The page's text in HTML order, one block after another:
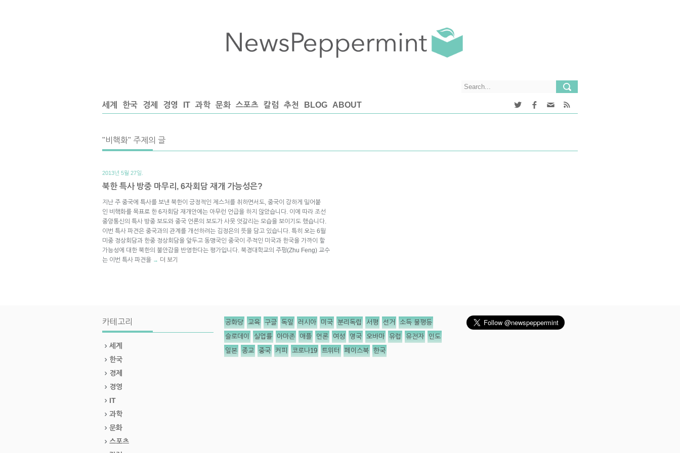
세계 한국 경제 경영 IT 과학 문화 스포츠 칼럼 추천 BLOG ABOUT
"비핵화" 주제의 글
2013년 5월 27일.
북한 특사 방중 마무리, 6자회담 재개 가능성은?
지난 주 중국에 특사를 보낸 북한이 긍정적인 제스처를 취하면서도, 중국이 강하게 밀어붙
인 비핵화를 목표로 한 6자회담 재개안에는 아무런 언급을 하지 않았습니다. 이에 따라 조선
중앙통신의 특사 방중 보도와 중국 언론의 보도가 사뭇 엇갈리는 모습을 보이기도 했습니다.
이번 특사 파견은 중국과의 관계를 개선하려는 김정은의 뜻을 담고 있습니다. 특히 오는 6월
미중 정상회담과 한중 정상회담을 앞두고 동맹국인 중국이 주적인 미국과 한국을 가까이 할
가능성에 대한 북한의 불안감을 반영한다는 평가입니다. 북경대학교의 주펑(Zhu Feng) 교수
는 이번 특사 파견을 → 더 보기
카테고리
세계
한국
경제
경영
IT
과학
문화
스포츠
공화당 교육 구글 독일 러시아 미국 분리독립 서평 선거 소득 불평등
슬로데이 실업률 아마존 애플 언론 여성 영국 오바마 유럽 유전자 인도
일본 종교 중국 커피 코로나19 트위터 페이스북 한국